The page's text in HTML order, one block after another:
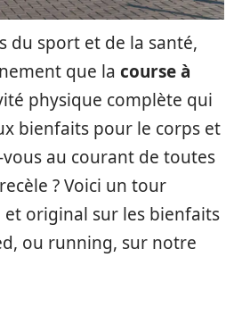
du sport et de la santé,
que la course à
physique complète qui
bienfaits pour le corps et
vous au courant de toutes
? Voici un tour
et original sur les bienfaits
ou running, sur notre